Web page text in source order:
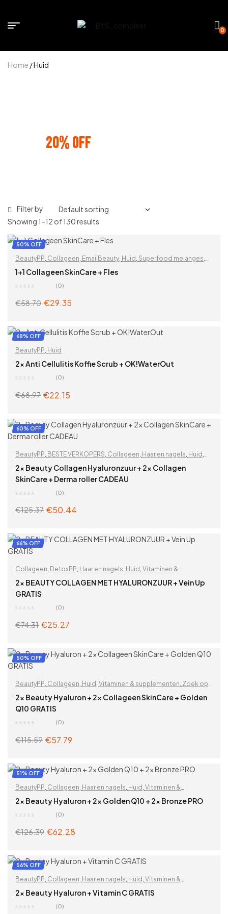
0
Home / Huid
20% OFF
Filter by
Showing 1–12 of 130 results
50% OFF
BeautyPP Collageen EmailBeauty Huid Superfood melanges
Vitaminen & supplementen
Zoek op problemen
1+1 Collageen SkinCare + Fles
(0)
€58.70 €29.35
ADD TO CART
68% OFF
BeautyPP, Huid
2x Anti Cellulitis Koffie Scrub + OK!WaterOut
(0)
€68.97 €22.15
ADD TO CART
60% OFF
BeautyPP BESTE VERKOPERS Collageen Haar en nagels Huid
Hyaluronzuur,Rimpels ,Schoonheid,Vitaminen & supplementen
Voor vrouwen,Zoek op problemen
2x Beauty Collagen Hyaluronzuur + 2x Collagen
SkinCare + Derma roller CADEAU
(0)
€125.37 €50.44
ADD TO CART
66% OFF
Collageen DetoxPP Haar en nagels Huid Vitaminen &
supplementen,Voor vrouwen,Zoek op problemen
2x BEAUTY COLLAGEN MET HYALURONZUUR + Vein Up
GRATIS
(0)
€74.31 €25.27
ADD TO CART
50% OFF
BeautyPP, Collageen, Huid , Vitaminen & supplementen, Zoek op
problemen
2x Beauty Hyaluron + 2x Collageen SkinCare + Golden
Q10 GRATIS
(0)
€115.59 €57.79
ADD TO CART
51% OFF
BeautyPP Collageen Haar en nagels Huid Vitaminen &
supplementen,Voor vrouwen,Zoek op problemen
2x Beauty Hyaluron + 2x Golden Q10 + 2x Bronze PRO
(0)
€126.39 €62.28
ADD TO CART
56% OFF
BeautyPP, Collageen, Haar en nagels, Huid , Vitaminen &
supplementen,Voor vrouwen,Zoek op problemen
2x Beauty Hyaluron + Vitamin C GRATIS
(0)